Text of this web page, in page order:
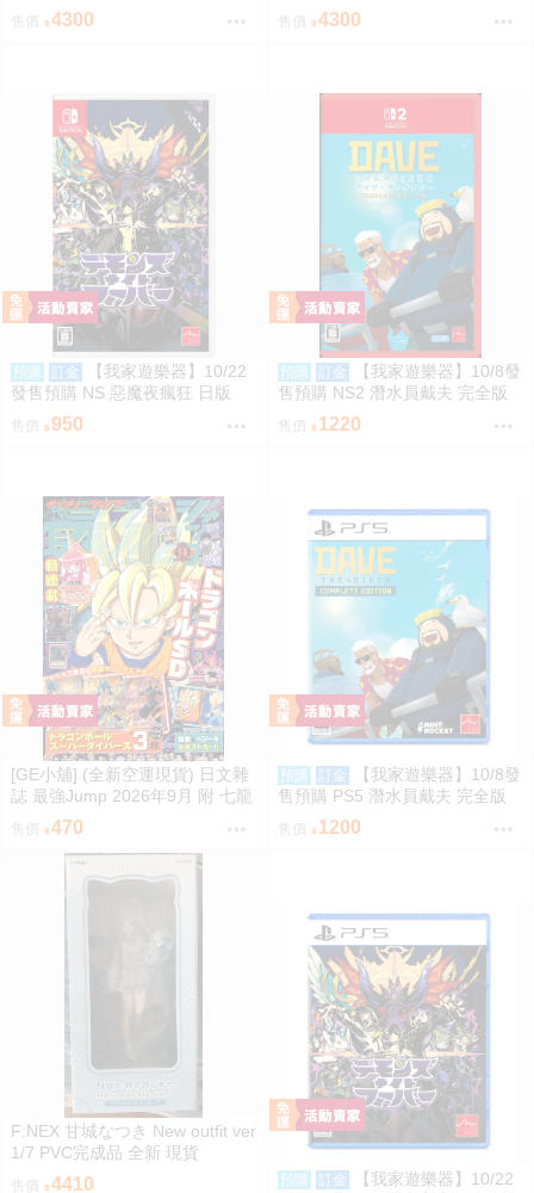
售價 4300 售價 4300
預購 訂金
【我家遊樂器】10/22
發售預購 NS 惡魔夜瘋狂 日版
售價 950
預購 訂金
【我家遊樂器】10/8發
售預購 NS2 潛水員戴夫 完全版
售價 1220
[GE小舖] (全新空運現貨) 日文雜
誌 最強Jump 2026年9月 附 七龍
珠 卡片 明信片 七龍珠SD 遊戲王
售價 470
預購 訂金
【我家遊樂器】10/8發
售預購 PS5 潛水員戴夫 完全版
售價 1200
F:NEX 甘城なつき New outfit ver
1/7 PVC完成品 全新 現貨
售價 4410 預購 訂金
【我家遊樂器】10/22